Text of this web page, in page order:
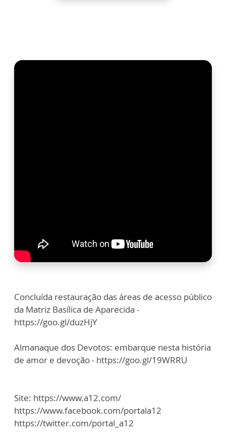
Concluída restauração das áreas de acesso público
da Matriz Basílica de Aparecida -
https://goo.gl/duzHjY
Almanaque dos Devotos: embarque nesta história
de amor e devoção - https://goo.gl/19WRRU
Site: https://www.a12.com/
https://www.facebook.com/portala12
https://twitter.com/portal_a12